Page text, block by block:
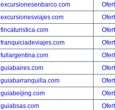
excursionesenbarco.com
excursionesviajes.com
fincaturistica.com
franquiciadeviajes.com
fullargentina.com
guiabaires.com
guiabarranquilla.com
guiabeijing.com
guiabsas.com